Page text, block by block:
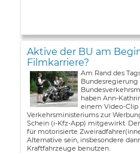
Aktive der BU am
Filmkarriere?
Am Rand des
Bundesregierung
haben Ann-
einem Video-Clip
Verkehrsministeriums zur
Schein (i-Kfz-App) mitgewirkt.
für motorisierte
Alternative sein, insbesondere
Kraftfahrzeuge benutzen.